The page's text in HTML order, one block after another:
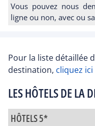
Vous pouvez nous
ligne ou non, avec ou
Pour la liste détaillée
destination, cliquez ici
LES HÔTELS DE LA
HÔTELS 5*